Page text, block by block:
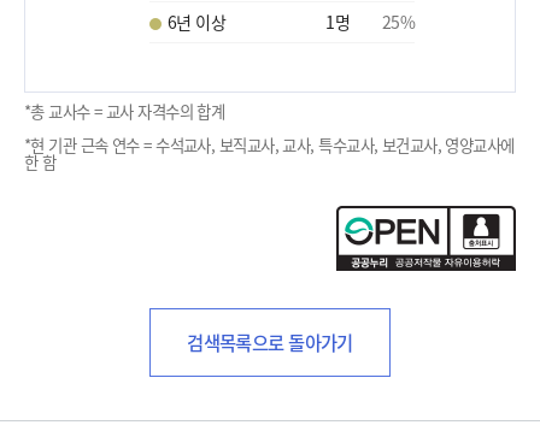
6년 이상
1명 25%
*총 교사수 = 교사 자격수의 합계
*현 기관 근속 연수 = 수석교사, 보직교사, 교사, 특수교사, 보건교사, 영양교사에
한 함
검색목록으로 돌아가기